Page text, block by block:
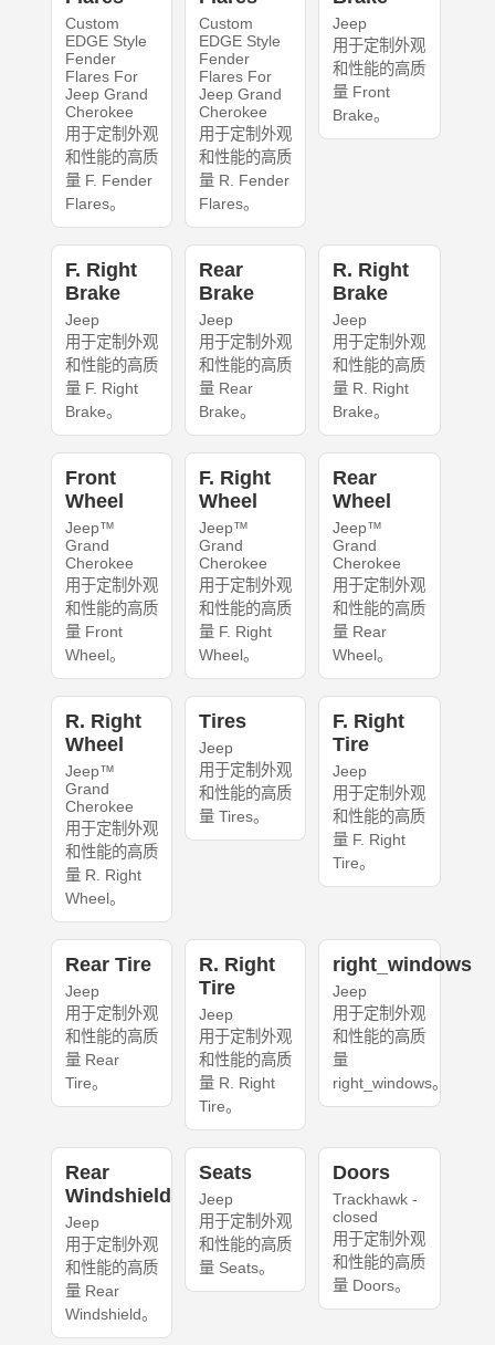
Custom
EDGE Style
Fender
Flares For
Jeep Grand
Cherokee
用于定制外观
和性能的高质
量 F. Fender
Flares。
Custom
EDGE Style
Fender
Flares For
Jeep Grand
Cherokee
用于定制外观
和性能的高质
量 R. Fender
Flares。
Jeep
用于定制外观
和性能的高质
量 Front
Brake。
F. Right
Brake
Jeep
用于定制外观
和性能的高质
量 F. Right
Brake。
Rear
Brake
Jeep
用于定制外观
和性能的高质
量 Rear
Brake。
R. Right
Brake
Jeep
用于定制外观
和性能的高质
量 R. Right
Brake。
Front
Wheel
Jeep™
Grand
Cherokee
用于定制外观
和性能的高质
量 Front
Wheel。
F. Right
Wheel
Jeep™
Grand
Cherokee
用于定制外观
和性能的高质
量 F. Right
Wheel。
Rear
Wheel
Jeep™
Grand
Cherokee
用于定制外观
和性能的高质
量 Rear
Wheel。
R. Right
Wheel
Jeep™
Grand
Cherokee
用于定制外观
和性能的高质
量 R. Right
Wheel。
Tires
Jeep
用于定制外观
和性能的高质
量 Tires。
F. Right
Tire
Jeep
用于定制外观
和性能的高质
量 F. Right
Tire。
Rear Tire
Jeep
用于定制外观
和性能的高质
量 Rear
Tire。
R. Right
Tire
Jeep
用于定制外观
和性能的高质
量 R. Right
Tire。
right_windows
Jeep
用于定制外观
和性能的高质
量
right_windows。
Rear
Windshield
Jeep
用于定制外观
和性能的高质
量 Rear
Windshield。
Seats
Jeep
用于定制外观
和性能的高质
量 Seats。
Doors
Trackhawk -
closed
用于定制外观
和性能的高质
量 Doors。